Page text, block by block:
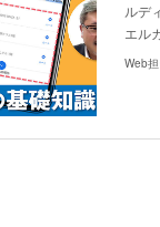
ルデ
エル
Web